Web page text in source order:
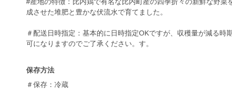
成させた堆肥と豊かな伏流水で育てました。
＃配送日時指定：基本的に日時指定OKですが、収穫量が減る時
可になりますのでご了承ください。す。
保存方法
＃保存：冷蔵